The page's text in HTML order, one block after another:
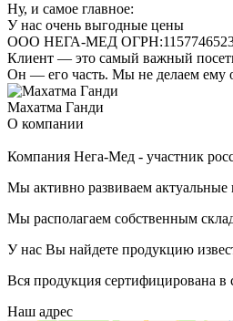
Ну, и самое главное:
У нас очень выгодные цены
ООО НЕГА-МЕД
Клиент — это самый важный
Он — его часть. Мы не делаем ему
Махатма Ганди
О компании
Компания Нега-Мед - участник
Мы активно развиваем актуальные
Мы располагаем собственным
У нас Вы найдете продукцию
Вся продукция сертифицирована в
Наш адрес